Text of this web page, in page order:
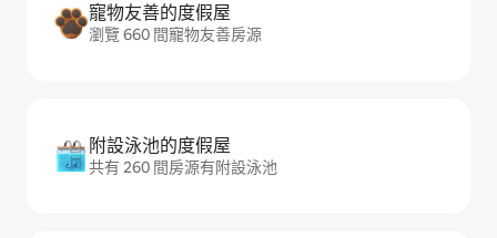
寵物友善的度假屋
瀏覽 660 間寵物友善房源
附設泳池的度假屋
共有 260 間房源有附設泳池